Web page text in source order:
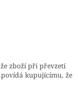
zboží při převzetí
kupujícímu, že